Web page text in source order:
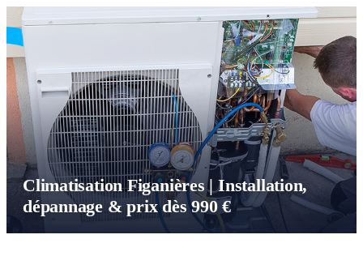
Climatisation Figanières | Installation,
dépannage & prix dès 990 €